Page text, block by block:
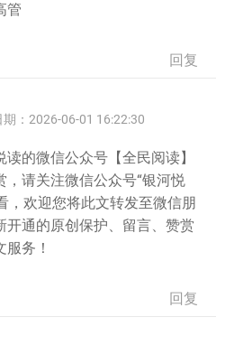
管
回复
：2026-06-01 16:22:30
的微信公众号【全民阅读】
请关注微信公众号“银河悦
，欢迎您将此文转发至微信朋
开通的原创保护、留言、赞赏
务！
回复